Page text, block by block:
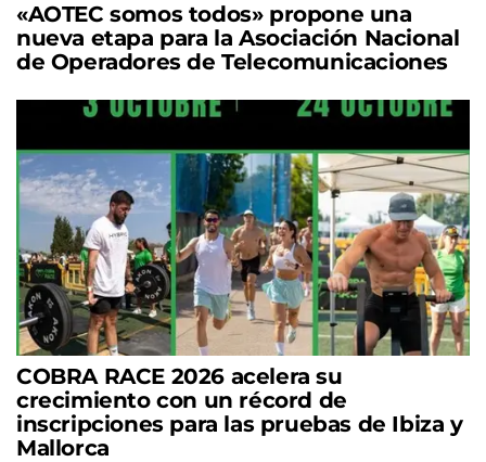
«AOTEC somos todos» propone una
nueva etapa para la Asociación Nacional
de Operadores de Telecomunicaciones
COBRA RACE 2026 acelera su
crecimiento con un récord de
inscripciones para las pruebas de Ibiza y
Mallorca